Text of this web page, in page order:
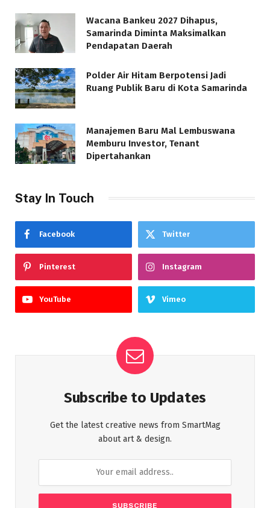
Wacana Bankeu 2027 Dihapus,
Samarinda Diminta Maksimalkan
Pendapatan Daerah
Polder Air Hitam Berpotensi Jadi
Ruang Publik Baru di Kota Samarinda
Manajemen Baru Mal Lembuswana
Memburu Investor, Tenant
Dipertahankan
Stay In Touch
Facebook Twitter
Pinterest Instagram
YouTube Vimeo
Subscribe to Updates
Get the latest creative news from SmartMag
about art & design.